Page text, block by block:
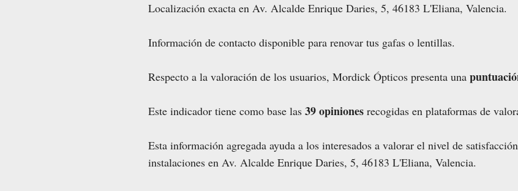
Localización exacta en Av. Alcalde Enrique Daries, 5, 46183 L'Eliana, Valencia.
Información de contacto disponible para renovar tus gafas o lentillas.
Respecto a la valoración de los usuarios, Mordick Ópticos presenta una
Este indicador tiene como base las 39 opiniones recogidas en plataformas de
Esta información agregada ayuda a los interesados a valorar el nivel de
instalaciones en Av. Alcalde Enrique Daries, 5, 46183 L'Eliana, Valencia.